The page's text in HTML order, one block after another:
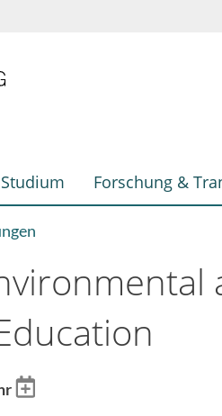
Studium Forschung &
Add